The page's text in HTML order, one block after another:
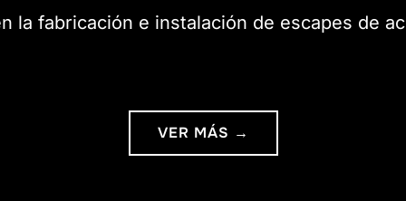
la fabricación e instalación de escapes de
VER MÁS →